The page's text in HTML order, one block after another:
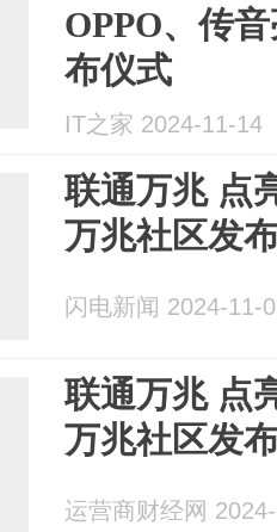
OPPO、传
布仪式
IT之家 2024-11-14
联通万兆 点
万兆社区发
闪电新闻 2024-11-
联通万兆 点
万兆社区发
运营商财经网